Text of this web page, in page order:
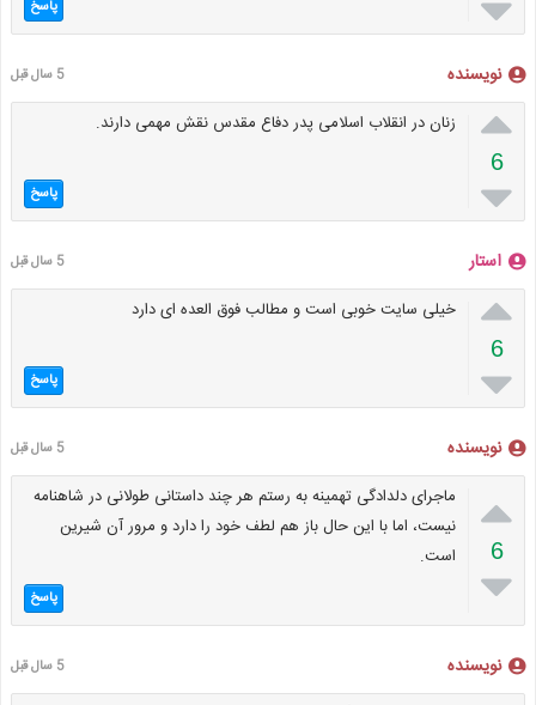
پاسخ
نویسنده 5 سال قبل

6

زنان در انقلاب اسلامی پدر دفاع مقدس نقش مهمی دارند.
پاسخ
استار 5 سال قبل

6

خیلی سایت خوبی است و مطالب فوق العده ای دارد
پاسخ
نویسنده 5 سال قبل

6

ماجرای دلدادگی تهمینه به رستم هر چند داستانی طولانی در شاهنامه
نیست، اما با این حال باز هم لطف خود را دارد و مرور آن شیرین
است.
پاسخ
نویسنده 5 سال قبل